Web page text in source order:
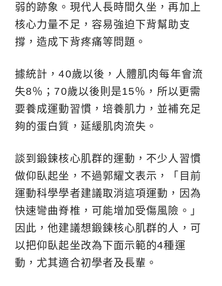
弱的跡象。現代人長時間久坐，再加上
核心力量不足，容易強迫下背幫助支
撐，造成下背疼痛等問題。
據統計，40歲以後，人體肌肉每年會流
失8％；70歲以後則是15％，所以更需
要養成運動習慣，培養肌力，並補充足
夠的蛋白質，延緩肌肉流失。
談到鍛鍊核心肌群的運動，不少人習慣
做仰臥起坐，不過郭耀文表示，「目前
運動科學學者建議取消這項運動，因為
快速彎曲脊椎，可能增加受傷風險。」
因此，他建議想鍛鍊核心肌群的人，可
以把仰臥起坐改為下面示範的4種運
動，尤其適合初學者及長輩。